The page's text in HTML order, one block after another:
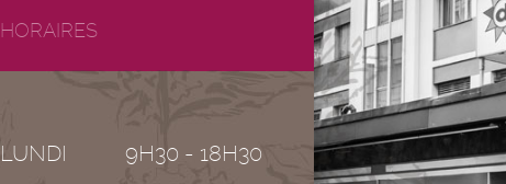
HORAIRES
LUNDI 9H30 - 18H30